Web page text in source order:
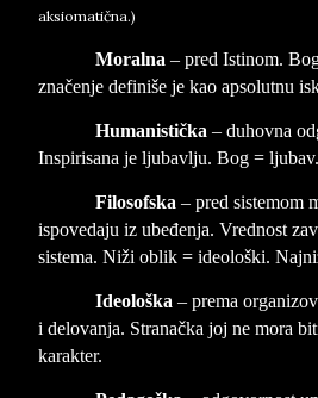
aksiomatična.)
Moralna – pred Istinom.
značenje definiše je kao apsolutnu
Humanistička – duhovna
Inspirisana je ljubavlju. Bog = ljubav.
Filosofska – pred sistemom
ispovedaju iz ubeđenja. Vrednost
sistema. Niži oblik = ideološki.
Ideološka – prema
i delovanja. Stranačka joj ne mora
karakter.